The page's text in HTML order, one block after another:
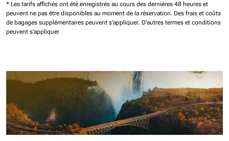
* Les tarifs affichés ont été enregistrés au cours des dernières 48 heures et
peuvent ne pas être disponibles au moment de la réservation. Des frais et coûts
de bagages supplémentaires peuvent s'appliquer. D'autres termes et conditions
peuvent s'appliquer